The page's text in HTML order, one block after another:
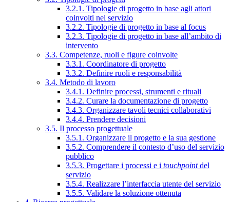
3.2.1. Tipologie di progetto in base agli attori
coinvolti nel servizio
3.2.2. Tipologie di progetto in base al focus
3.2.3. Tipologie di progetto in base all’ambito di
intervento
3.3. Competenze, ruoli e figure coinvolte
3.3.1. Coordinatore di progetto
3.3.2. Definire ruoli e responsabilità
3.4. Metodo di lavoro
3.4.1. Definire processi, strumenti e rituali
3.4.2. Curare la documentazione di progetto
3.4.3. Organizzare tavoli tecnici collaborativi
3.4.4. Prendere decisioni
3.5. Il processo progettuale
3.5.1. Organizzare il progetto e la sua gestione
3.5.2. Comprendere il contesto d’uso del servizio
pubblico
3.5.3. Progettare i processi e i touchpointdel
servizio
3.5.4. Realizzare l’interfaccia utente del servizio
3.5.5. Validare la soluzione ottenuta